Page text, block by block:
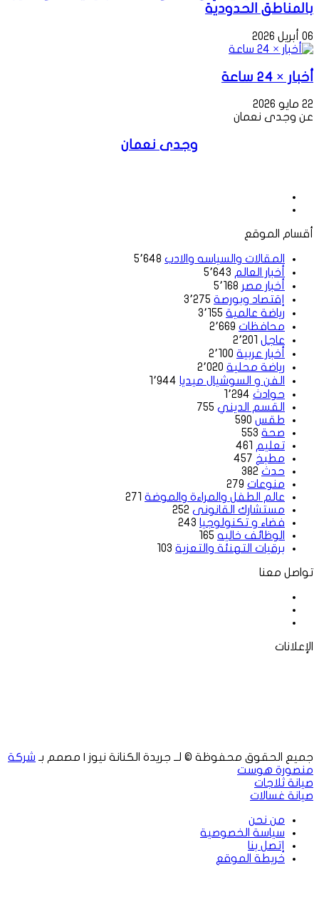
بالمناطق الحدودية
06 أبريل 2026
أخبار × 24 ساعة
22 مايو 2026
عن وجدى نعمان
وجدى نعمان
أقسام الموقع
المقالات والسياسه والادب 5٬648
أخبار العالم 5٬643
أخبار مصر 5٬168
إقتصاد وبورصة 3٬275
رياضة عالمية 3٬155
محافظات 2٬669
عاجل 2٬201
أخبار عربية 2٬100
رياضة محلية 2٬020
الفن و السوشيال ميديا 1٬944
حوادث 1٬294
القسم الديني 755
طقس 590
صحة 553
تعليم 461
مطبخ 457
حدث 382
منوعات 279
عالم الطفل والمراءة والموضة 271
مستشارك القانونى 252
فضاء و تكنولوجيا 243
الوظائف خاليه 165
برقيات التهنئة والتعزية 103
تواصل معنا
الإعلانات
جميع الحقوق محفوظة © لــ جريدة الكنانة نيوز | مصمم بـ شركة
منصورة هوست
صيانة ثلاجات
صيانة غسالات
من نحن
سياسة الخصوصية
إتصل بنا
خريطة الموقع